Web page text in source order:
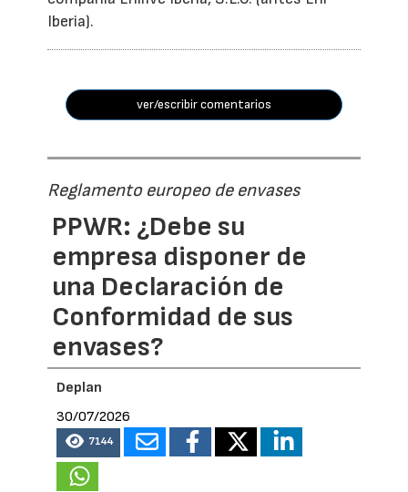
Iberia).
ver/escribir comentarios
Reglamento europeo de envases
PPWR: ¿Debe su
empresa disponer de
una Declaración de
Conformidad de sus
envases?
Deplan
30/07/2026
7144